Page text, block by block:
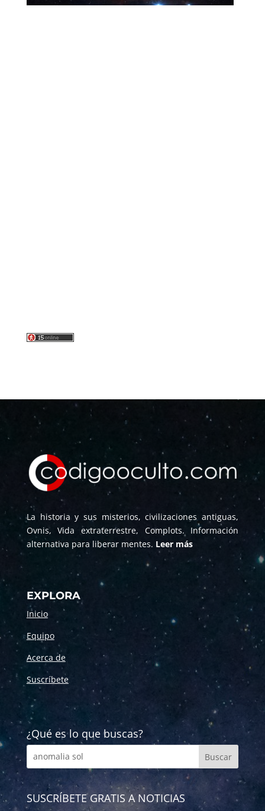
La historia y sus misterios, civilizaciones antiguas,
Ovnis, Vida extraterrestre, Complots. Información
alternativa para liberar mentes. Leer más
EXPLORA
Inicio
Equipo
Acerca de
Suscríbete
¿Qué es lo que buscas?
SUSCRÍBETE GRATIS A NOTICIAS